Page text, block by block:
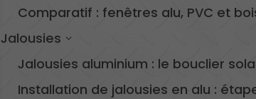
Comparatif : fenêtres alu, PVC et
Jalousies
Jalousies aluminium : le bouclier
Installation de jalousies en alu :